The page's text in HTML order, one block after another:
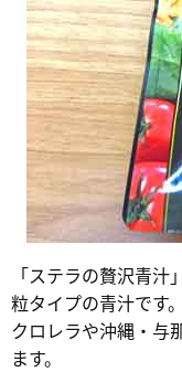
「ステラの贅沢青
粒タイプの青汁です
クロレラや沖縄・与
ます。